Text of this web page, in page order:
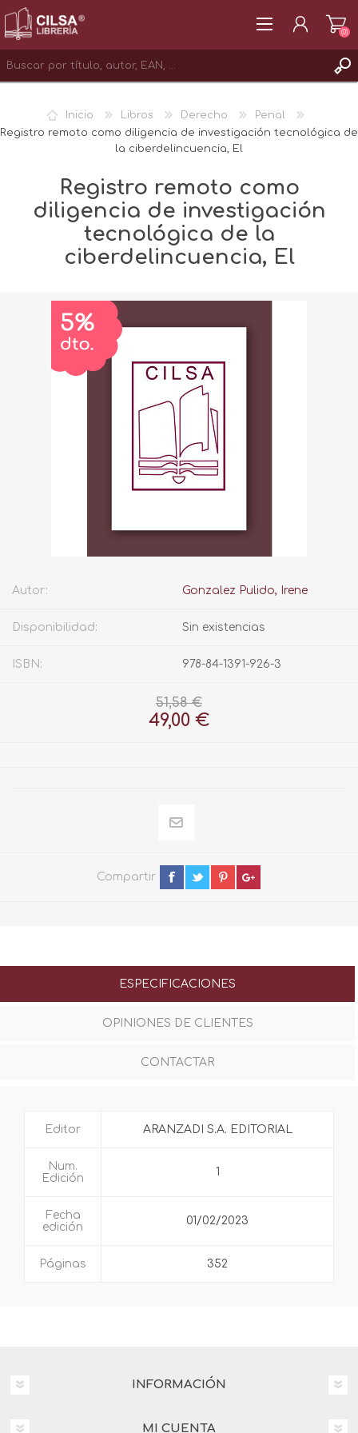
INICIAR SESIÓN
(0)
Inicio Libros Derecho
Penal
Registro remoto como diligencia de investigación tecnológica de
la ciberdelincuencia, El
Registro remoto como
diligencia de investigación
tecnológica de la
ciberdelincuencia, El
Autor: Gonzalez Pulido, Irene
Disponibilidad: Sin existencias
ISBN: 978-84-1391-926-3
51,58 €
49,00 €
Compartir
ESPECIFICACIONES
OPINIONES DE CLIENTES
CONTACTAR
Editor ARANZADI S.A. EDITORIAL
Num.
Edición
1
Fecha
edición
01/02/2023
Páginas 352
INFORMACIÓN
MI CUENTA